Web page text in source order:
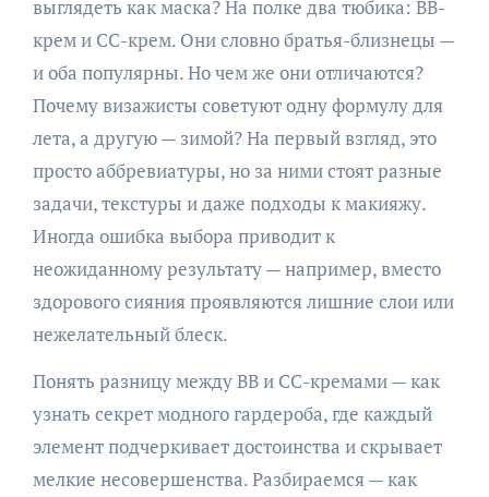
выглядеть как маска? На полке два тюбика: BB-
крем и CC-крем. Они словно братья-близнецы —
и оба популярны. Но чем же они отличаются?
Почему визажисты советуют одну формулу для
лета, а другую — зимой? На первый взгляд, это
просто аббревиатуры, но за ними стоят разные
задачи, текстуры и даже подходы к макияжу.
Иногда ошибка выбора приводит к
неожиданному результату — например, вместо
здорового сияния проявляются лишние слои или
нежелательный блеск.
Понять разницу между BB и CC-кремами — как
узнать секрет модного гардероба, где каждый
элемент подчеркивает достоинства и скрывает
мелкие несовершенства. Разбираемся — как